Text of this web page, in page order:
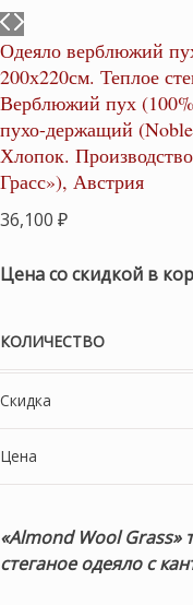
Одеяло верблюжий
200х220см. Теплое
Верблюжий пух
пухо-держащий
Хлопок.
Грасс»), Австрия
36,100 ₽
Цена со скидкой в
КОЛИЧЕСТВО
Скидка
Цена
«Almond Wool Grass»
стеганое одеялос